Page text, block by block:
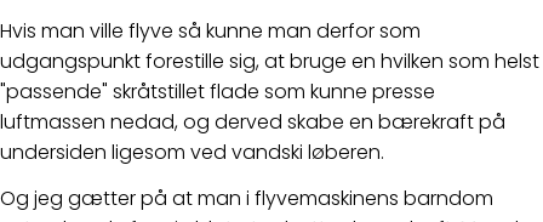
Hvis man ville flyve så kunne man derfor som
udgangspunkt forestille sig, at bruge en hvilken som helst
"passende" skråtstillet flade som kunne presse
luftmassen nedad, og derved skabe en bærekraft på
undersiden ligesom ved vandski løberen.
Og jeg gætter på at man i flyvemaskinens barndom